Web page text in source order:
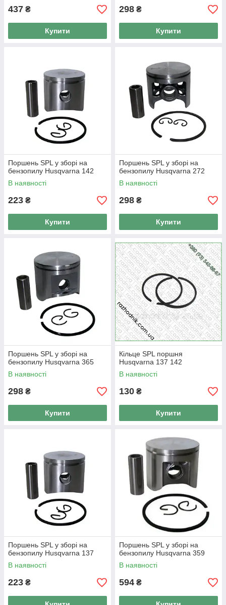
437 ₴
Купити
298 ₴
Купити
Поршень SPL у зборі на
бензопилу Husqvarna 142
В наявності
223 ₴
Купити
Поршень SPL у зборі на
бензопилу Husqvarna 272
В наявності
298 ₴
Купити
Поршень SPL у зборі на
бензопилу Husqvarna 365
В наявності
298 ₴
Купити
Кільце SPL поршня
Husqvarna 137 142
В наявності
130 ₴
Купити
Поршень SPL у зборі на
бензопилу Husqvarna 137
В наявності
223 ₴
Поршень SPL у зборі на
бензопилу Husqvarna 359
В наявності
594 ₴